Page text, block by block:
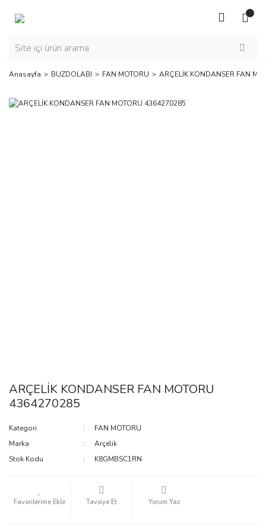
Anasayfa BUZDOLABI FAN MOTORU ARÇELİK KONDANSER FAN
ARÇELİK KONDANSER FAN MOTORU
4364270285
Kategori
FAN MOTORU
Marka
Arçelik
Stok Kodu
K8GMBSC1RN
Tavsiye Et Yorum Yaz